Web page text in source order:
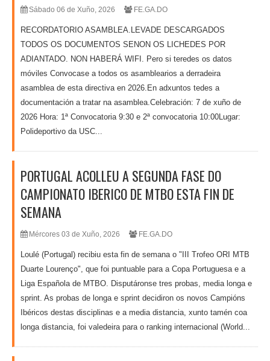
Sábado 06 de Xuño, 2026 FE.GA.DO
RECORDATORIO ASAMBLEA.LEVADE DESCARGADOS
TODOS OS DOCUMENTOS SENON OS LICHEDES POR
ADIANTADO. NON HABERÁ WIFI. Pero si teredes os datos
móviles Convocase a todos os asamblearios a derradeira
asamblea de esta directiva en 2026.En adxuntos tedes a
documentación a tratar na asamblea.Celebración: 7 de xuño de
2026 Hora: 1ª Convocatoria 9:30 e 2ª convocatoria 10:00Lugar:
Polideportivo da USC...
PORTUGAL ACOLLEU A SEGUNDA FASE DO
CAMPIONATO IBERICO DE MTBO ESTA FIN DE
SEMANA
Mércores 03 de Xuño, 2026 FE.GA.DO
Loulé (Portugal) recibiu esta fin de semana o "III Trofeo ORI MTB
Duarte Lourenço", que foi puntuable para a Copa Portuguesa e a
Liga Española de MTBO. Disputáronse tres probas, media longa e
sprint. As probas de longa e sprint decidiron os novos Campións
Ibéricos destas disciplinas e a media distancia, xunto tamén coa
longa distancia, foi valedeira para o ranking internacional (World...